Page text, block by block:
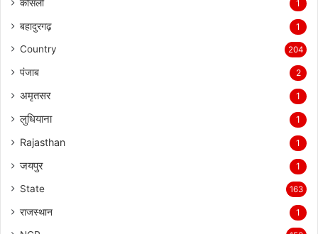
1
बहादुरगढ़ 1
Country 204
पंजाब 2
अमृतसर 1
लुधियाना 1
Rajasthan 1
जयपुर 1
State 163
राजस्थान 1